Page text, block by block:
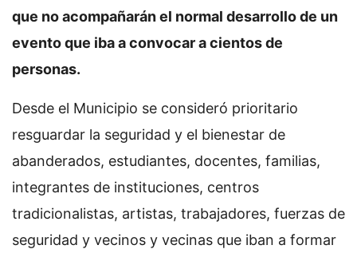
que no acompañarán el normal desarrollo de un
evento que iba a convocar a cientos de
personas.
Desde el Municipio se consideró prioritario
resguardar la seguridad y el bienestar de
abanderados, estudiantes, docentes, familias,
integrantes de instituciones, centros
tradicionalistas, artistas, trabajadores, fuerzas de
seguridad y vecinos y vecinas que iban a formar